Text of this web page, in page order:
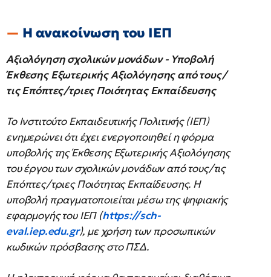
Η ανακοίνωση του ΙΕΠ
Αξιολόγηση σχολικών μονάδων - Υποβολή
Έκθεσης Εξωτερικής Αξιολόγησης από τους/
τις Επόπτες/τριες Ποιότητας Εκπαίδευσης
Το Ινστιτούτο Εκπαιδευτικής Πολιτικής (ΙΕΠ)
ενημερώνει ότι έχει ενεργοποιηθεί η φόρμα
υποβολής της Έκθεσης Εξωτερικής Αξιολόγησης
του έργου των σχολικών μονάδων από τους/τις
Επόπτες/τριες Ποιότητας Εκπαίδευσης. Η
υποβολή πραγματοποιείται μέσω της ψηφιακής
εφαρμογής του ΙΕΠ (https://sch-
eval.iep.edu.gr), με χρήση των προσωπικών
κωδικών πρόσβασης στο ΠΣΔ.